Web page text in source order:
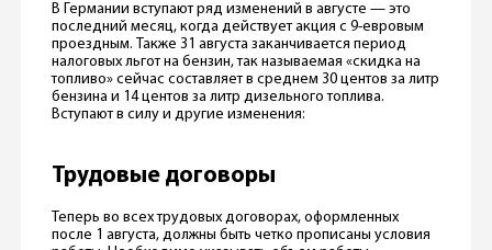
В Германии вступают ряд изменений в августе — это
последний месяц, когда действует акция с 9-евровым
проездным. Также 31 августа заканчивается период
налоговых льгот на бензин, так называемая «скидка на
топливо» сейчас составляет в среднем 30 центов за литр
бензина и 14 центов за литр дизельного топлива.
Вступают в силу и другие изменения:
Трудовые договоры
Теперь во всех трудовых договорах, оформленных
после 1 августа, должны быть четко прописаны условия